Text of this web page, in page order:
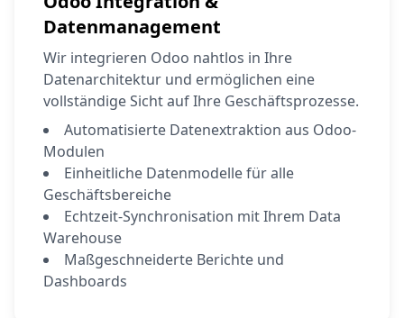
Datenmanagement
Wir integrieren Odoo nahtlos in Ihre
Datenarchitektur und ermöglichen eine
vollständige Sicht auf Ihre Geschäftsprozesse.
Automatisierte Datenextraktion aus Odoo-
Modulen
Einheitliche Datenmodelle für alle
Geschäftsbereiche
Echtzeit-Synchronisation mit Ihrem Data
Warehouse
Maßgeschneiderte Berichte und
Dashboards